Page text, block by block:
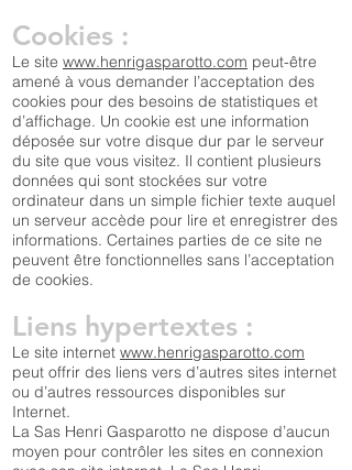
Cookies :
Le site www.henrigasparotto.com peut-être
amené à vous demander l’acceptation des
cookies pour des besoins de statistiques et
d’affichage. Un cookie est une information
déposée sur votre disque dur par le serveur
du site que vous visitez. Il contient plusieurs
données qui sont stockées sur votre
ordinateur dans un simple fichier texte auquel
un serveur accède pour lire et enregistrer des
informations. Certaines parties de ce site ne
peuvent être fonctionnelles sans l’acceptation
de cookies.
Liens hypertextes :
Le site internet www.henrigasparotto.com
peut offrir des liens vers d’autres sites internet
ou d’autres ressources disponibles sur
Internet.
La Sas Henri Gasparotto ne dispose d’aucun
moyen pour contrôler les sites en connexion